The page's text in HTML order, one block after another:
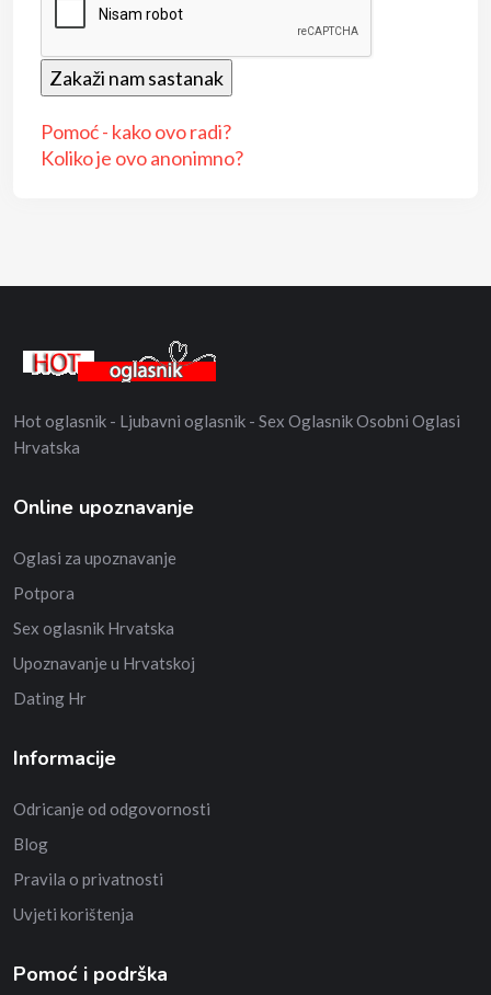
Pomoć - kako ovo radi?
Koliko je ovo anonimno?
Hot oglasnik - Ljubavni oglasnik - Sex Oglasnik Osobni Oglasi
Hrvatska
Online upoznavanje
Oglasi za upoznavanje
Potpora
Sex oglasnik Hrvatska
Upoznavanje u Hrvatskoj
Dating Hr
Informacije
Odricanje od odgovornosti
Blog
Pravila o privatnosti
Uvjeti korištenja
Pomoć i podrška